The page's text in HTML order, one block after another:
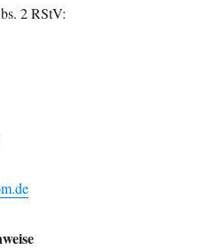
2 RStV: